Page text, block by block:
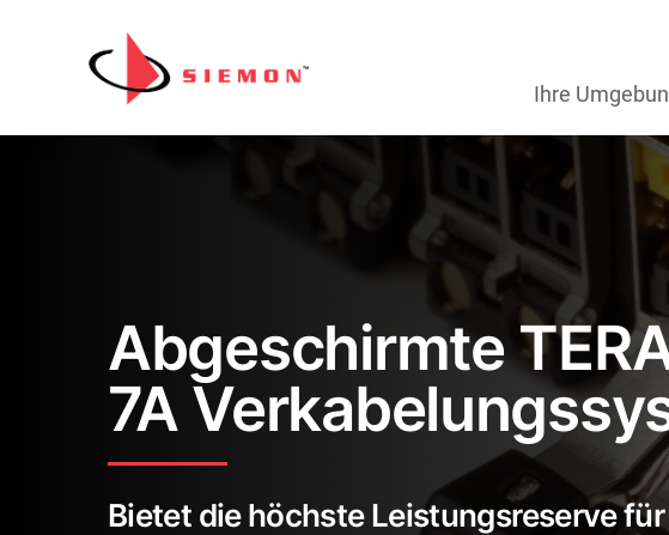
Navigation
Ihre
Abgeschirmte
7A
Bietet die höchste Leistungsreserve